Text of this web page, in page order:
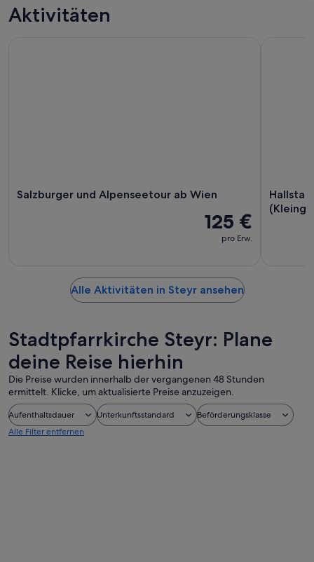
Aktivitäten
Salzburger und Alpenseetour ab Wien
125 €
pro Erw.
Alle Aktivitäten in Steyr ansehen
Stadtpfarrkirche Steyr: Plane
deine Reise hierhin
Die Preise wurden innerhalb der vergangenen 48 Stunden
ermittelt. Klicke, um aktualisierte Preise anzuzeigen.
Aufenthaltsdauer Unterkunftsstandard
Beförderungsklasse
Alle Filter entfernen